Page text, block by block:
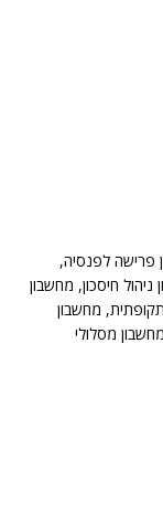
פרישה לפנסיה,
חיסכון, מחשבון
מחשבון
מסלולי